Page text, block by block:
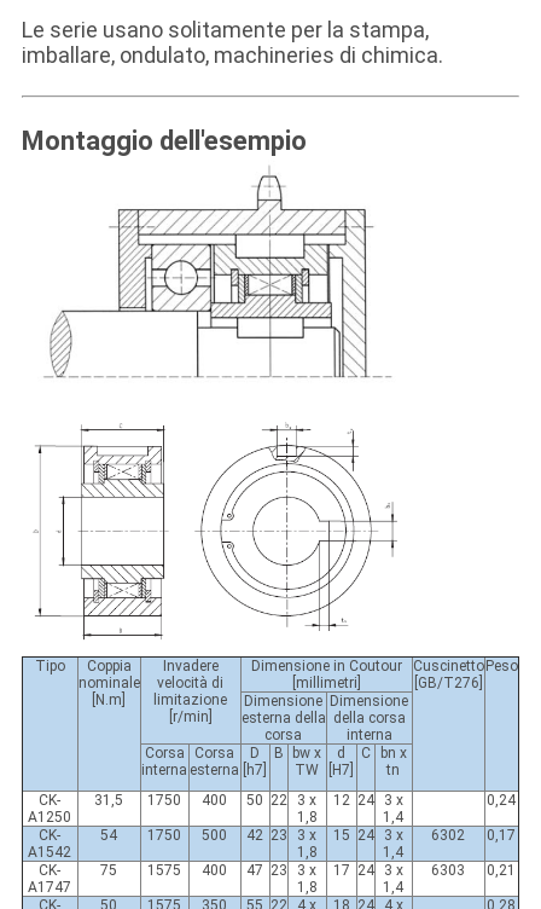
Le serie usano solitamente per la stampa,
imballare, ondulato, machineries di chimica.
Montaggio dell'esempio
Tipo
Coppia
nominale
[N.m]
Invadere
velocità di
limitazione
[r/min]
Dimensione in Coutour
[millimetri]
Cuscinetto
[GB/T276]
Peso
Dimensione
esterna della
corsa
Dimensione
della corsa
interna
Corsa
interna
Corsa
esterna
D
[h7]
B
bw x
TW
d
[H7]
C
bn x
tn
CK-
A1250
31,5 1750 400 50 22
3 x
1,8
12 24
3 x
1,4
0,24
CK-
A1542
54 1750 500 42 23
3 x
1,8
15 24
3 x
1,4
6302 0,17
CK-
A1747
75 1575 400 47 23
3 x
1,8
17 24
3 x
1,4
6303 0,21
CK- 50 1575 350 55 22 4 x 18 24 4 x 0,28